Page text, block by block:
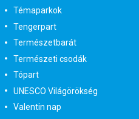
Témaparkok
Tengerpart
Természetbarát
Természeti csodák
Tópart
UNESCO Világörökség
Valentin nap